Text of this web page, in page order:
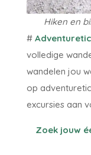
Hiken en
#
volledige
wandelen jou
op
excursies aan
Zoek jouw